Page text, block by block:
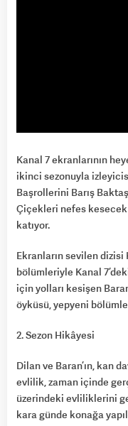
Kanal 7 ekranlarının
ikinci sezonuyla
Başrollerini Barış
Çiçekleri nefes
katıyor.
Ekranların sevilen
bölümleriyle Kanal
için yolları kesişen
öyküsü, yepyeni
2. Sezon Hikâyesi
Dilan ve Baran’ın, kan
evlilik, zaman içinde
üzerindeki evliliklerini
kara günde konağa